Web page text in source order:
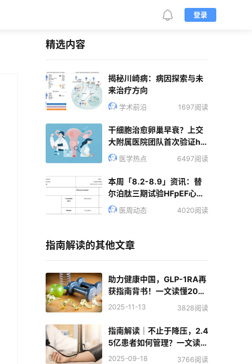
登录
精选内容
揭秘川崎病：病因探索与未
来治疗方向
学术前沿 1697阅读
干细胞治愈卵巢早衰？上交
大附属医院团队首次验证hA
ECs安全有效！
医学热点 6497阅读
本周「8.2-8.9」资讯：替
尔泊肽三期试验HFpEF心衰
患者获益显著｜CEPI&WHO
病新药获FDA批准
医周动态 4020阅读
指南解读的其他文章
助力健康中国，GLP-1RA再
获指南背书！一文读懂2025
国家基层肥胖五大管理新策
2025-11-13 3828阅读
指南解读｜不止于降压，2.4
5亿患者如何管理？一文读懂
2025《国家基层高血压防治
2025-09-18 3766阅读